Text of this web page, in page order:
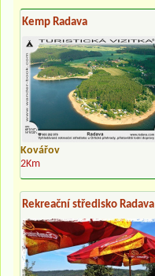
Kemp Radava
Kovářov
2Km
Rekreační středisko Radava